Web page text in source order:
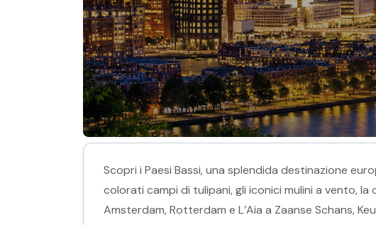
Scopri i Paesi Bassi, una splendida destinazione
colorati campi di tulipani, gli iconici mulini a vento,
Amsterdam, Rotterdam e L’Aia a Zaanse Schans,